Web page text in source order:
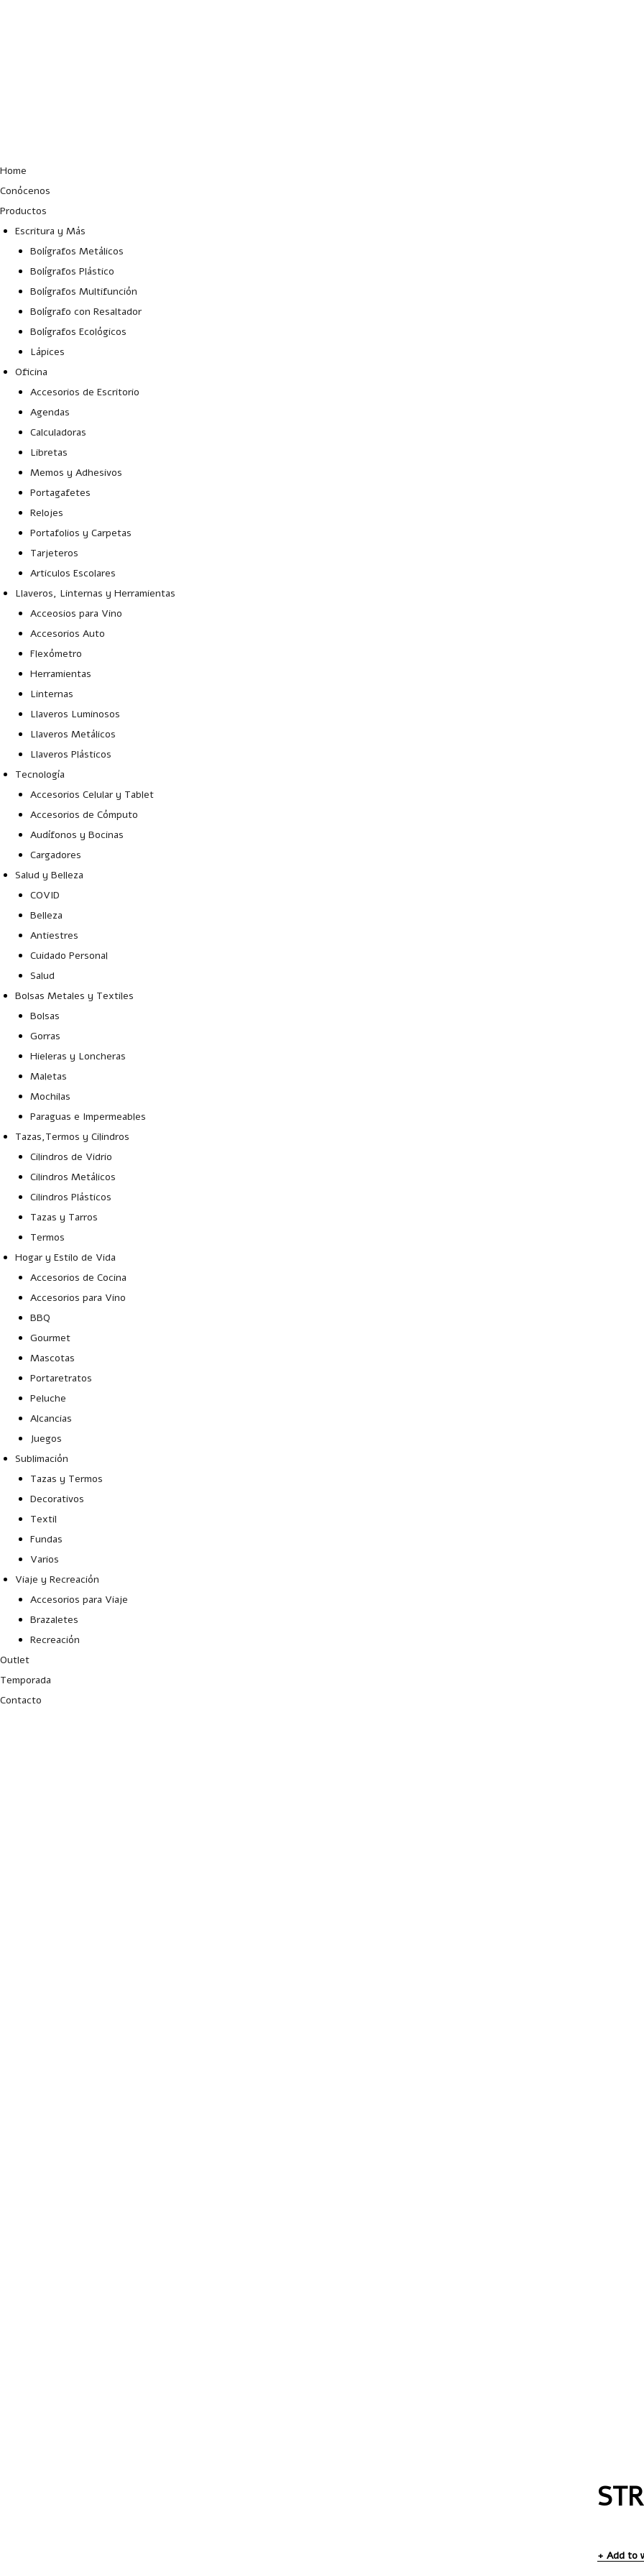
Home
Conócenos
Productos
Escritura y Más
Bolígrafos Metálicos
Bolígrafos Plástico
Bolígrafos Multifunción
Bolígrafo con Resaltador
Bolígrafos Ecológicos
Lápices
Oficina
Accesorios de Escritorio
Agendas
Calculadoras
Libretas
Memos y Adhesivos
Portagafetes
Relojes
Portafolios y Carpetas
Tarjeteros
Articulos Escolares
Llaveros, Linternas y Herramientas
Acceosios para Vino
Accesorios Auto
Flexómetro
Herramientas
Linternas
Llaveros Luminosos
Llaveros Metálicos
Llaveros Plásticos
Tecnología
Accesorios Celular y Tablet
Accesorios de Cómputo
Audífonos y Bocinas
Cargadores
Salud y Belleza
COVID
Belleza
Antiestres
Cuidado Personal
Salud
Bolsas Metales y Textiles
Bolsas
Gorras
Hieleras y Loncheras
Maletas
Mochilas
Paraguas e Impermeables
Tazas,Termos y Cilindros
Cilindros de Vidrio
Cilindros Metálicos
Cilindros Plásticos
Tazas y Tarros
Termos
Hogar y Estilo de Vida
Accesorios de Cocina
Accesorios para Vino
BBQ
Gourmet
Mascotas
Portaretratos
Peluche
Alcancias
Juegos
Sublimación
Tazas y Termos
Decorativos
Textil
Fundas
Varios
Viaje y Recreación
Accesorios para Viaje
Brazaletes
Recreación
Outlet
Temporada
Contacto
Add to